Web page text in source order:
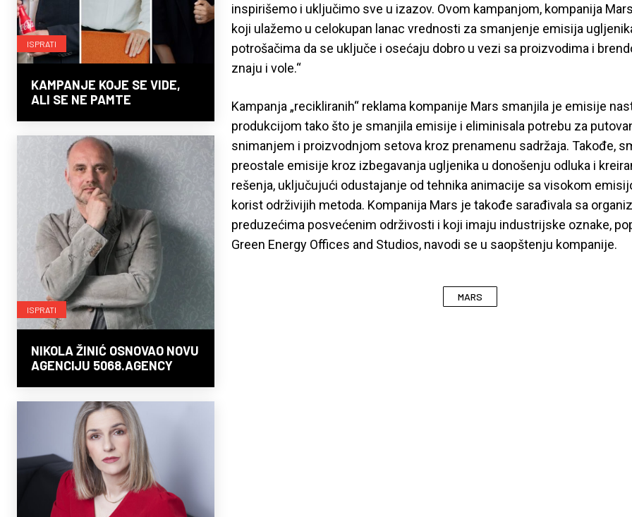
ISPRATI
KAMPANJE KOJE SE VIDE,
ALI SE NE PAMTE
ISPRATI
NIKOLA ŽINIĆ OSNOVAO NOVU
AGENCIJU 5068.AGENCY
inspirišemo i uključimo sve u izazov. Ovom kampanjom, kompanija
koji ulažemo u celokupan lanac vrednosti za smanjenje emisija
potrošačima da se uključe i osećaju dobro u vezi sa proizvodima i
znaju i vole.“
Kampanja „recikliranih“ reklama kompanije Mars smanjila je emisije
produkcijom tako što je smanjila emisije i eliminisala potrebu za
snimanjem i proizvodnjom setova kroz prenamenu sadržaja. Takođe,
preostale emisije kroz izbegavanja ugljenika u donošenju odluka i
rešenja, uključujući odustajanje od tehnika animacije sa visokom
korist održivijih metoda. Kompanija Mars je takođe sarađivala sa
preduzećima posvećenim održivosti i koji imaju industrijske oznake,
Green Energy Offices and Studios, navodi se u saopštenju kompanije.
MARS